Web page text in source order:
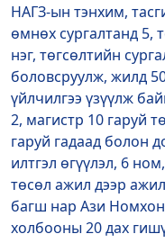
НАГЗ-ын тэнхим,
өмнөх сургалтанд 5,
нэг, төгсөлтийн
боловсруулж, жилд
үйлчилгээ үзүүлж
2, магистр 10 гаруй
гаруй гадаад болон
илтгэл өгүүлэл, 6
төсөл ажил дээр
багш нар Ази
холбооны 20 дах